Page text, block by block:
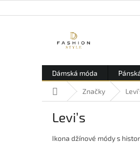
na
Dámská móda
Domů Značky
Levi’s
Ikona džínové módy s